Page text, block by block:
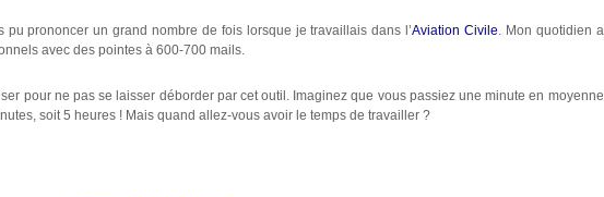
pu prononcer un grand nombre de fois lorsque je travaillais dans l’Aviation Civile . Mon quotidien a
avec des pointes à 600-700 mails.
pour ne pas se laisser déborder par cet outil. Imaginez que vous passiez une minute en moyenne
soit 5 heures ! Mais quand allez-vous avoir le temps de travailler ?